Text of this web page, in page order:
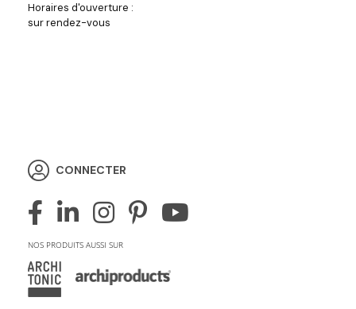
Horaires d'ouverture :
sur rendez-vous
CONNECTER
NOS PRODUITS AUSSI SUR